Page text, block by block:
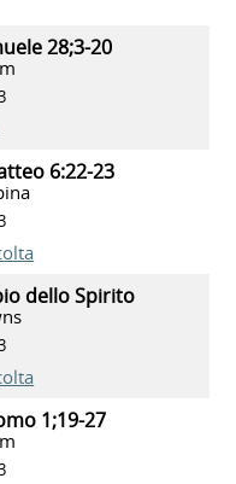
28;3-20
6:22-23
dello Spirito
1;19-27